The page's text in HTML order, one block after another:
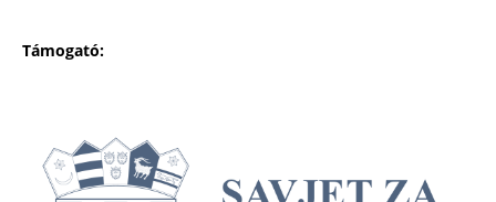
Támogató: